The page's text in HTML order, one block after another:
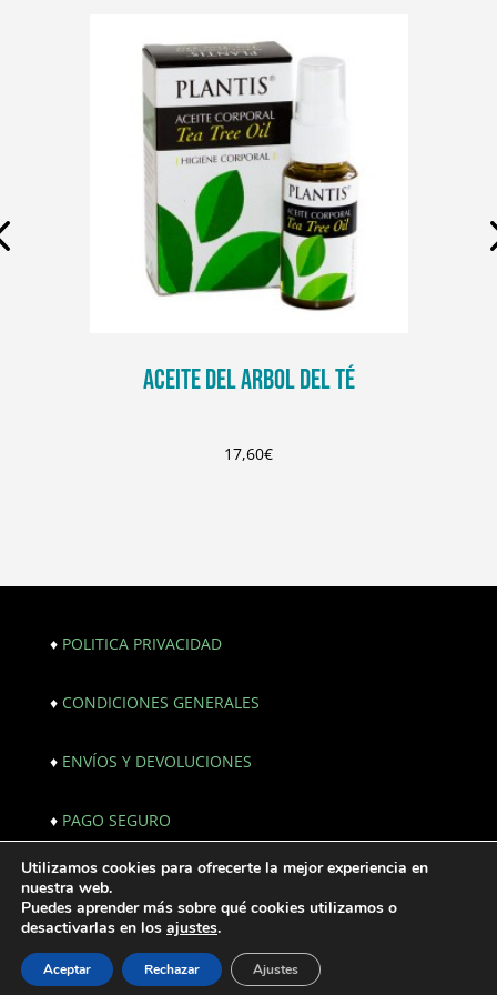
ACEITE DEL ARBOL DEL TÉ
17,60€
♦ POLITICA PRIVACIDAD
♦ CONDICIONES GENERALES
♦ ENVÍOS Y DEVOLUCIONES
♦ PAGO SEGURO
© Copyright 2021. All Rights Reserved. |
Webmaster:
JF creativos | Comunicación
Utilizamos cookies para ofrecerte la mejor experiencia en
nuestra web.
Puedes aprender más sobre qué cookies utilizamos o
desactivarlas en los ajustes.
Aceptar Rechazar Ajustes